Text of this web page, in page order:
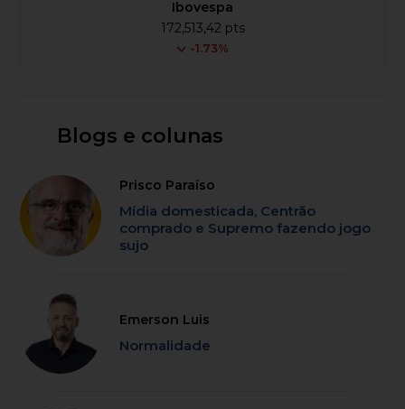
Ibovespa
172,513,42 pts
-1.73%
Blogs e colunas
Prisco Paraíso
Mídia domesticada, Centrão
comprado e Supremo fazendo jogo
sujo
Emerson Luis
Normalidade